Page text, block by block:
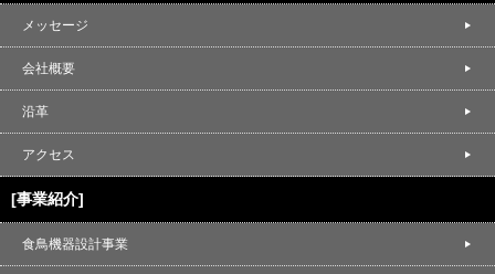
メッセージ
会社概要
沿革
アクセス
[事業紹介]
食鳥機器設計事業